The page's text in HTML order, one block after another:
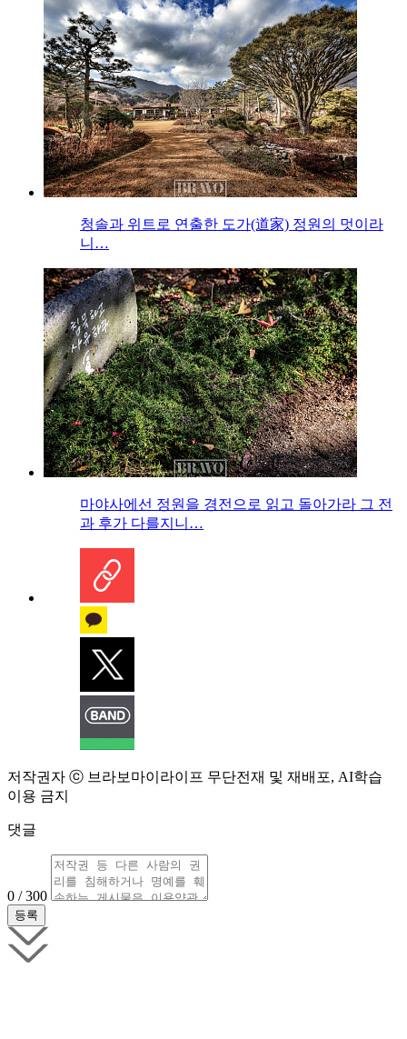
청솔과 위트로 연출한 도가(道家) 정원의 멋이라
니…
마야사에선 정원을 경전으로 읽고 돌아가라 그 전
과 후가 다를지니…
저작권자 ⓒ 브라보마이라이프 무단전재 및 재배포, AI학습
이용 금지
댓글
0 / 300